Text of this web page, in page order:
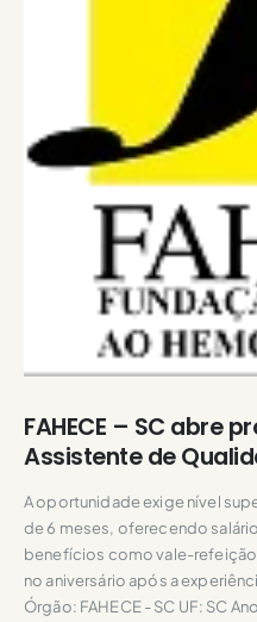
FAHECE – SC abre
Assistente de
A oportunidade exige nível
de 6 meses, oferecendo
benefícios como vale-
no aniversário após a
Órgão: FAHECE - SC UF: SC